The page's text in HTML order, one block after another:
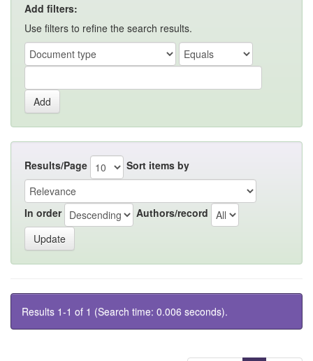
Add filters:
Use filters to refine the search results.
Results/Page Sort items by
In order Authors/record
Results 1-1 of 1 (Search time: 0.006 seconds).